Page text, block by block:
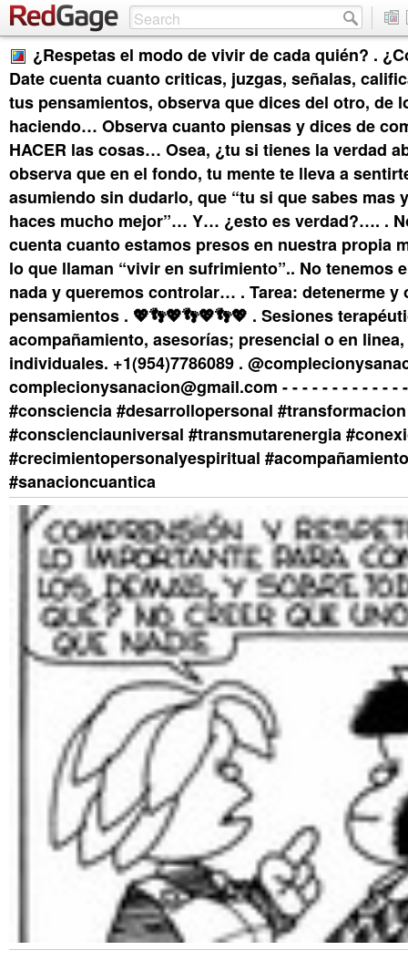
¿Respetas el modo de vivir de cada quién? .
Date cuenta cuanto criticas, juzgas, señalas,
tus pensamientos, observa que dices del otro, de
haciendo… Observa cuanto piensas y dices de
HACER las cosas… Osea, ¿tu si tienes la verdad
observa que en el fondo, tu mente te lleva a
asumiendo sin dudarlo, que “tu si que sabes mas
haces mucho mejor”… Y… ¿esto es verdad?…. .
cuenta cuanto estamos presos en nuestra propia
lo que llaman “vivir en sufrimiento”.. No tenemos
nada y queremos controlar… . Tarea: detenerme y
pensamientos . 💖👣💖👣💖👣💖 . Sesiones
acompañamiento, asesorías; presencial o en
individuales. +1(954)7786089 .
complecionysanacion@gmail.com - - - - - - - - - - - -
#consciencia #desarrollopersonal
#conscienciauniversal #transmutarenergia
#crecimientopersonalyespiritual
#sanacioncuantica